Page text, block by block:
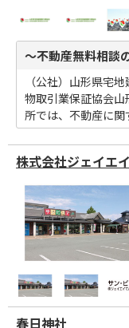
～不動産無料相談
（公社）山形県宅
物取引業保証協会
所では、不動産に関
株式会社ジェイエ
春日神社